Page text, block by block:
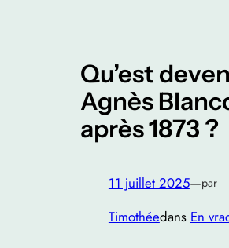
Qu’est
Agnès
après 1873 ?
11 juillet 2025—par
Timothéedans En